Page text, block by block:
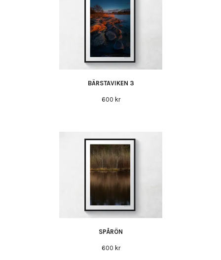
BÄRSTAVIKEN 3
600 kr
SPÅRÖN
600 kr